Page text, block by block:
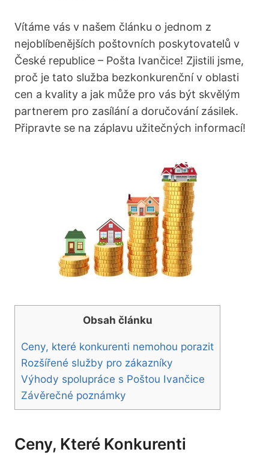
Vítáme vás v našem článku o jednom z
nejoblíbenějších poštovních poskytovatelů v
České republice – Pošta Ivančice! Zjistili jsme,
proč je tato služba bezkonkurenční v oblasti
cen a kvality a jak může pro vás být skvělým
partnerem pro zasílání a doručování zásilek.
Připravte se na záplavu užitečných informací!
Obsah článku
Ceny, které konkurenti nemohou porazit
Rozšířené služby pro zákazníky
Výhody spolupráce s Poštou Ivančice
Závěrečné poznámky
Ceny, Které Konkurenti